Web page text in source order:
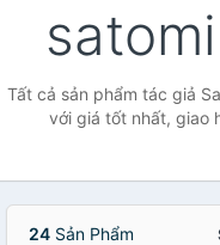
Tất cả sản phẩm tác giả
với giá tốt nhất, giao
24 Sản Phẩm